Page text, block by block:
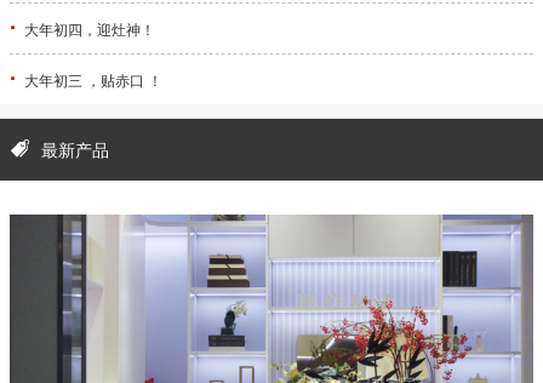
· 大年初四，迎灶神！
· 大年初三 ，贴赤口 ！
最新产品